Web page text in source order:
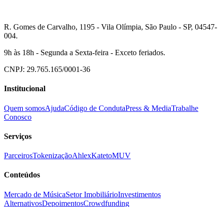
R. Gomes de Carvalho, 1195 - Vila Olímpia, São Paulo - SP, 04547-
004.
9h às 18h - Segunda a Sexta-feira - Exceto feriados.
CNPJ: 29.765.165/0001-36
Institucional
Quem somosAjudaCódigo de CondutaPress & MediaTrabalhe
Conosco
Serviços
ParceirosTokenizaçãoAhlexKatetoMUV
Conteúdos
Mercado de MúsicaSetor ImobiliárioInvestimentos
AlternativosDepoimentosCrowdfunding